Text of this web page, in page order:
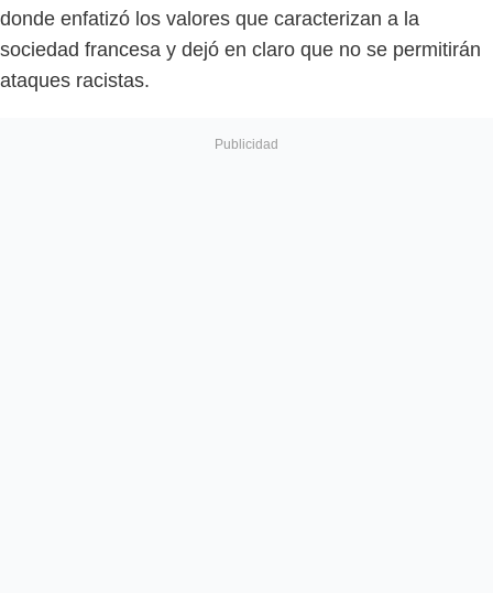
donde enfatizó los valores que caracterizan a la
sociedad francesa y dejó en claro que no se permitirán
ataques racistas.